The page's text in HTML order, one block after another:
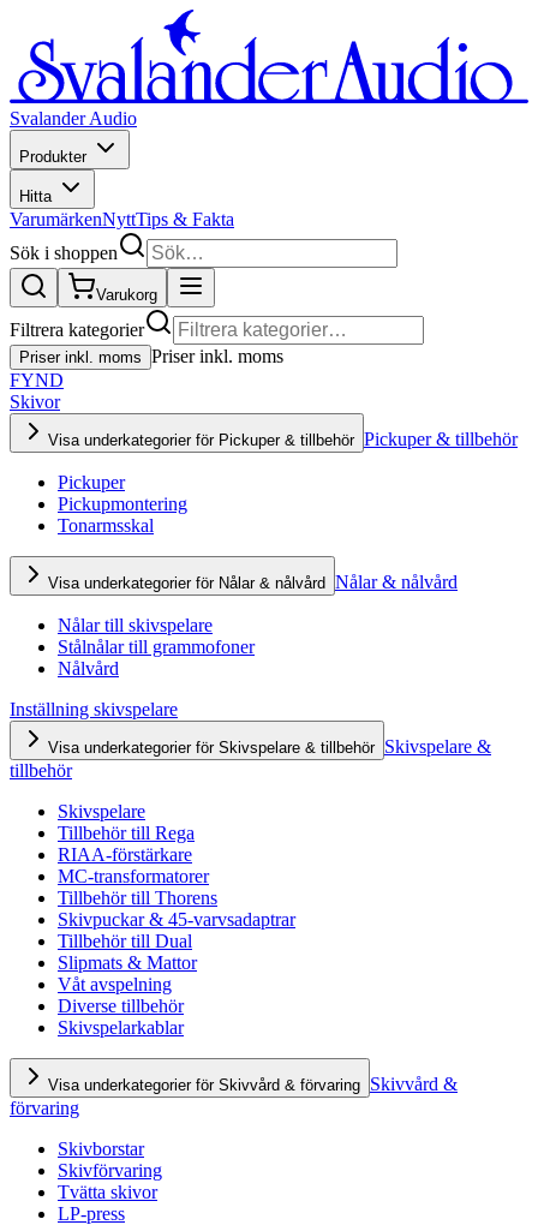
Svalander Audio
Produkter
Hitta
VarumärkenNyttTips & Fakta
Sök i shoppen
Varukorg
Filtrera kategorier
Priser inkl. moms Priser inkl. moms
FYND
Skivor
Visa underkategorier för Pickuper & tillbehör Pickuper & tillbehör
Pickuper
Pickupmontering
Tonarmsskal
Visa underkategorier för Nålar & nålvård Nålar & nålvård
Nålar till skivspelare
Stålnålar till grammofoner
Nålvård
Inställning skivspelare
Visa underkategorier för Skivspelare & tillbehör Skivspelare &
tillbehör
Skivspelare
Tillbehör till Rega
RIAA-förstärkare
MC-transformatorer
Tillbehör till Thorens
Skivpuckar & 45-varvsadaptrar
Tillbehör till Dual
Slipmats & Mattor
Våt avspelning
Diverse tillbehör
Skivspelarkablar
Visa underkategorier för Skivvård & förvaring Skivvård &
förvaring
Skivborstar
Skivförvaring
Tvätta skivor
LP-press